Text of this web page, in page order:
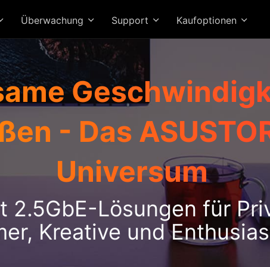
Überwachung Support Kaufoptionen
- Das
Universum
2.5GbE-Lösungen für
Kreative und